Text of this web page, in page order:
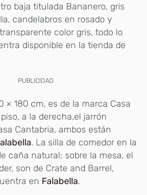
baja titulada Bananero, gris
candelabros en rosado y
color gris, todo lo
disponible en la tienda de
PUBLICIDAD
× 180 cm, es de la marca Casa
a la derecha,el jarrón
Cantabria, ambos están
. La silla de comedor en la
caña natural; sobre la mesa, el
son de Crate and Barrel,
en Falabella.